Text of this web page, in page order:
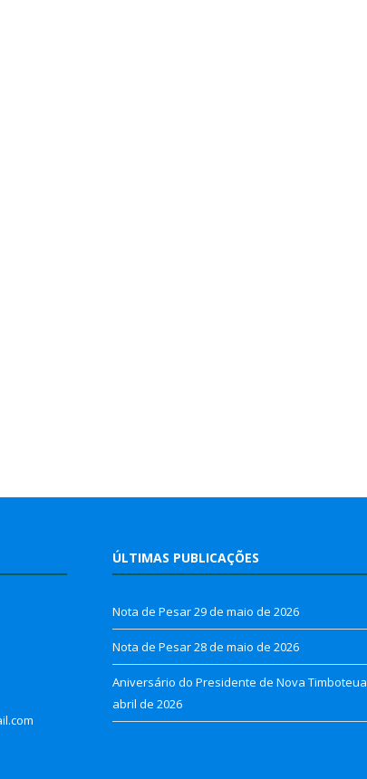
ÚLTIMAS PUBLICAÇÕES
Nota de Pesar29 de maio de 2026
Nota de Pesar28 de maio de 2026
Aniversário do Presidente de Nova Timboteua
abril de 2026